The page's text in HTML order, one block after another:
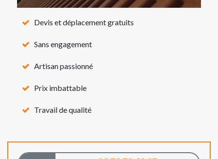
Devis et déplacement gratuits
Sans engagement
Artisan passionné
Prix imbattable
Travail de qualité